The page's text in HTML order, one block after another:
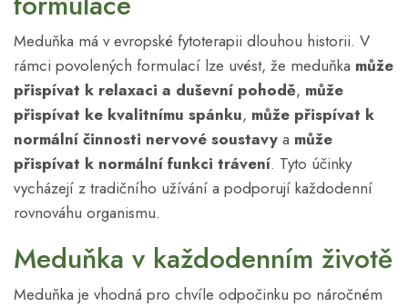
Meduňka má v evropské fytoterapii dlouhou historii. V
rámci povolených formulací lze uvést, že meduňka může
přispívat k relaxaci a duševní pohodě, může
přispívat ke kvalitnímu spánku, může přispívat k
normální činnosti nervové soustavy a může
přispívat k normální funkci trávení. Tyto účinky
vycházejí z tradičního užívání a podporují každodenní
rovnováhu organismu.
Meduňka v každodenním životě
Meduňka je vhodná pro chvíle odpočinku po náročném